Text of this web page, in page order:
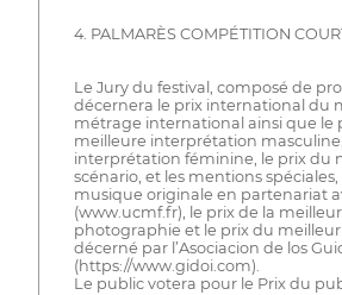
4. PALMARÈS COMPÉTITION
Le Jury du festival, composé de
décernera le prix international du
métrage international ainsi que le
meilleure interprétation
interprétation féminine, le prix du
scénario, et les mentions
musique originale en partenariat
(www.ucmf.fr), le prix de la
photographie et le prix du meilleur
décerné par l’Asociacion de los
(https://www.gidoi.com).
Le public votera pour le Prix du